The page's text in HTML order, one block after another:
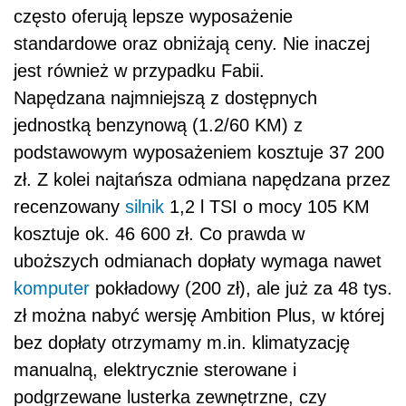
często oferują lepsze wyposażenie
standardowe oraz obniżają ceny. Nie inaczej
jest również w przypadku Fabii.
Napędzana najmniejszą z dostępnych
jednostką benzynową (1.2/60 KM) z
podstawowym wyposażeniem kosztuje 37 200
zł. Z kolei najtańsza odmiana napędzana przez
recenzowany silnik 1,2 l TSI o mocy 105 KM
kosztuje ok. 46 600 zł. Co prawda w
uboższych odmianach dopłaty wymaga nawet
komputer pokładowy (200 zł), ale już za 48 tys.
zł można nabyć wersję Ambition Plus, w której
bez dopłaty otrzymamy m.in. klimatyzację
manualną, elektrycznie sterowane i
podgrzewane lusterka zewnętrzne, czy